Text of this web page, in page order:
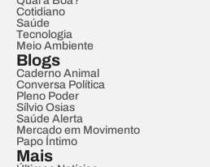
Cotidiano
Saúde
Tecnologia
Meio Ambiente
Blogs
Caderno Animal
Conversa Política
Pleno Poder
Sílvio Osias
Saúde Alerta
Mercado em Movimento
Papo Íntimo
Mais